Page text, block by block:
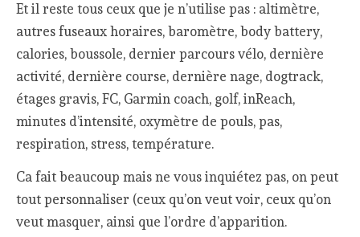
Et il reste tous ceux que je n’utilise pas : altimètre,
autres fuseaux horaires, baromètre, body battery,
calories, boussole, dernier parcours vélo, dernière
activité, dernière course, dernière nage, dogtrack,
étages gravis, FC, Garmin coach, golf, inReach,
minutes d’intensité, oxymètre de pouls, pas,
respiration, stress, température.
Ca fait beaucoup mais ne vous inquiétez pas, on peut
tout personnaliser (ceux qu’on veut voir, ceux qu’on
veut masquer, ainsi que l’ordre d’apparition.